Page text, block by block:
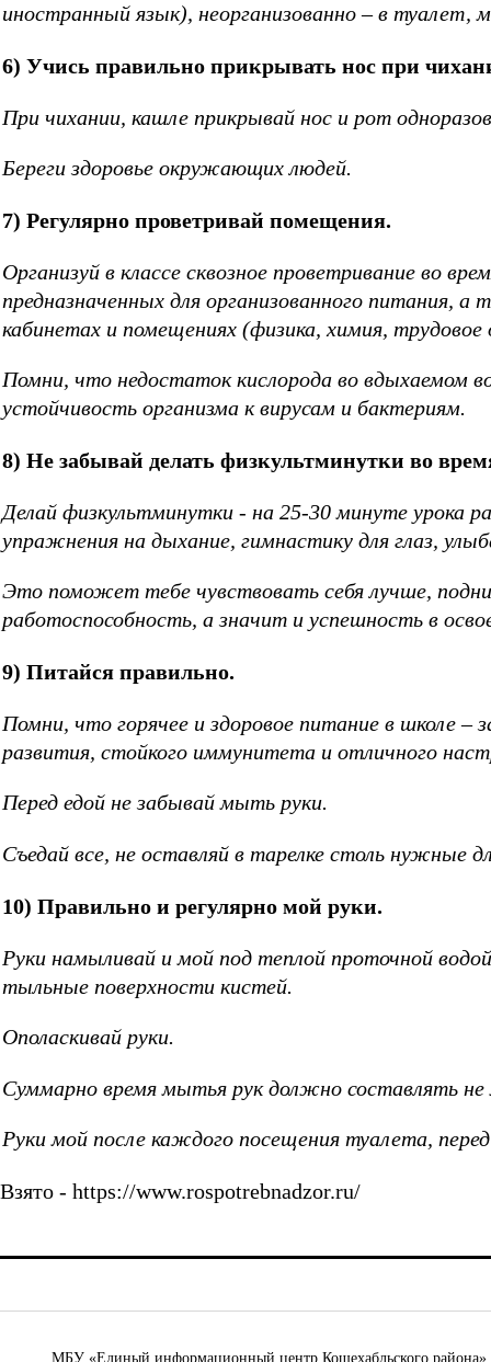
иностранный язык), неорганизованно – в туалет,
6) Учись правильно прикрывать нос при
При чихании, кашле прикрывай нос и рот
Береги здоровье окружающих людей.
7) Регулярно проветривай помещения.
Организуй в классе сквозное проветривание во
предназначенных для организованного питания,
кабинетах и помещениях (физика, химия,
Помни, что недостаток кислорода во вдыхаемом
устойчивость организма к вирусам и бактериям.
8) Не забывай делать физкультминутки во
Делай физкультминутки - на 25-30 минуте урока
упражнения на дыхание, гимнастику для глаз,
Это поможет тебе чувствовать себя лучше,
работоспособность, а значит и успешность в
9) Питайся правильно.
Помни, что горячее и здоровое питание в школе –
развития, стойкого иммунитета и отличного
Перед едой не забывай мыть руки.
Съедай все, не оставляй в тарелке столь нужные
10) Правильно и регулярно мой руки.
Руки намыливай и мой под теплой проточной
тыльные поверхности кистей.
Ополаскивай руки.
Суммарно время мытья рук должно составлять не
Руки мой после каждого посещения туалета,
Взято - https://www.rospotrebnadzor.ru/
МБУ «Единый информационный центр Кошехабльского района»